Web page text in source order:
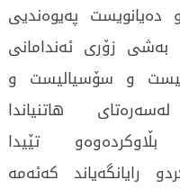
پەیوەندیی
بەشی زۆری ئەندامانی
و سۆسیالیست و
هاتنیاندا
بڵاوکردەوەو تێیدا
رایانگەیاند کەئەمە